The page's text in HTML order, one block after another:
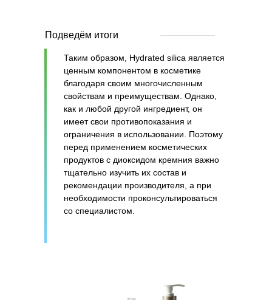
Подведём итоги
Таким образом, Hydrated silica является
ценным компонентом в косметике
благодаря своим многочисленным
свойствам и преимуществам. Однако,
как и любой другой ингредиент, он
имеет свои противопоказания и
ограничения в использовании. Поэтому
перед применением косметических
продуктов с диоксидом кремния важно
тщательно изучить их состав и
рекомендации производителя, а при
необходимости проконсультироваться
со специалистом.